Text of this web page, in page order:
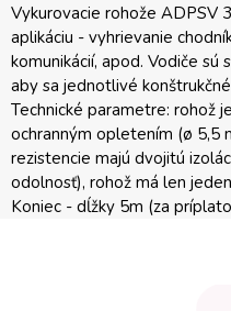
Vykurovacie rohože ADPSV
aplikáciu - vyhrievanie
komunikácií, apod. Vodiče sú
aby sa jednotlivé
Technické parametre: rohož
ochranným opletením (ø 5,5
rezistencie majú dvojitú
odolnosť), rohož má len
Koniec - dĺžky 5m (za